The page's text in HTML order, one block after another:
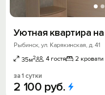
Уютная квартира
Рыбинск, ул. Карякинская, д. 41
35м2 4 гостя 2 кровати
за 1 сутки
2 100 руб.